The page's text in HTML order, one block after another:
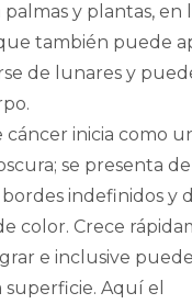
y plantas, en
también puede
de lunares y
cáncer inicia como
se presenta
indefinidos y
color. Crece
e inclusive
Aquí el